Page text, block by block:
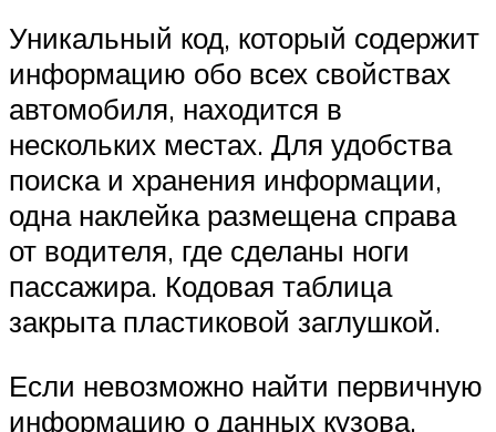
Уникальный код, который содержит
информацию обо всех свойствах
автомобиля, находится в
нескольких местах. Для удобства
поиска и хранения информации,
одна наклейка размещена справа
от водителя, где сделаны ноги
пассажира. Кодовая таблица
закрыта пластиковой заглушкой.
Если невозможно найти первичную
информацию о данных кузова,